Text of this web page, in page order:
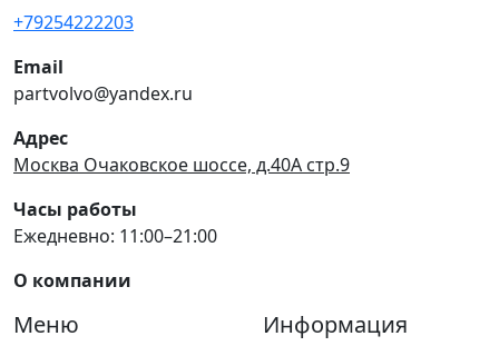
+79254222203
Email
partvolvo@yandex.ru
Адрес
Москва Очаковское шоссе, д.40А стр.9
Часы работы
Ежедневно: 11:00–21:00
О компании
Меню Информация